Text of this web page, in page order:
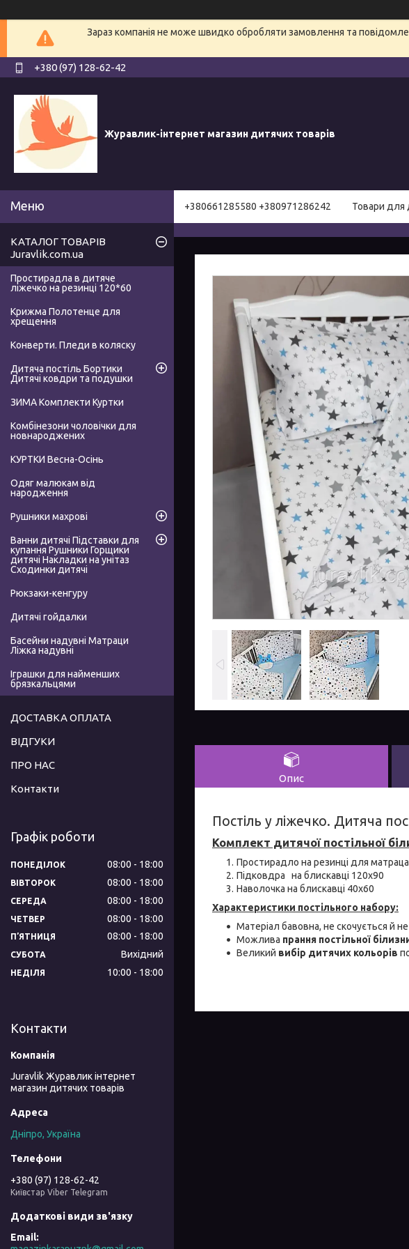
Зараз компанія не може швидко обробляти замовлення та
+380 (97) 128-62-42
Журавлик-інтернет магазин дитячих товарів
+380661285580 +380971286242 Товари для
Опис
Постіль у ліжечко. Дитяча
Комплект дитячої постільної
Простирадло на резинці для
Підковдра на блискавці 120х90
Наволочка на блискавці 40х60
Характеристики постільного набору:
Матеріал бавовна, не скочується й
Можлива прання постільної
Великий вибір дитячих кольорів
КАТАЛОГ ТОВАРІВ
Juravlik.com.ua
Простирадла в дитяче
ліжечко на резинці 120*60
Крижма Полотенце для
хрещення
Конверти. Пледи в коляску
Дитяча постіль Бортики
Дитячі ковдри та подушки
ЗИМА Комплекти Куртки
Комбінезони чоловічки для
новнароджених
КУРТКИ Весна-Осінь
Одяг малюкам від
народження
Рушники махрові
Ванни дитячі Підставки для
купання Рушники Горщики
дитячі Накладки на унітаз
Сходинки дитячі
Рюкзаки-кенгуру
Дитячі гойдалки
Басейни надувні Матраци
Ліжка надувні
Іграшки для найменших
брязкальцями
ДОСТАВКА ОПЛАТА
ВІДГУКИ
ПРО НАС
Контакти
Графік роботи
ПОНЕДІЛОК 08:00 18:00
ВІВТОРОК 08:00 18:00
СЕРЕДА 08:00 18:00
ЧЕТВЕР 08:00 18:00
ПʼЯТНИЦЯ 08:00 18:00
СУБОТА Вихідний
НЕДІЛЯ 10:00 18:00
Контакти
Juravlik Журавлик інтернет
магазин дитячих товарів
Дніпро, Україна
+380 (97) 128-62-42
Київстар Viber Telegram